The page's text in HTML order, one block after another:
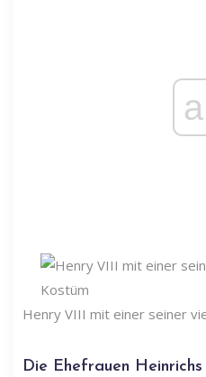
Henry VIII mit einer seiner
Die Ehefrauen